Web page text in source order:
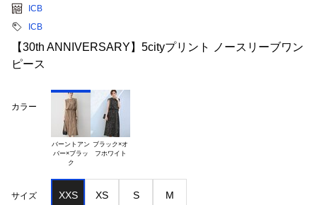
ICB
ICB
【30th ANNIVERSARY】5cityプリント ノースリーブワン
ピース
カラー
バーントアン
バー×ブラッ
ブラック×オ
サイズ XXS XS S M